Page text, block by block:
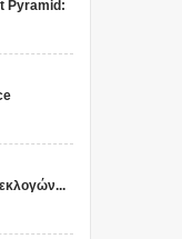
Pyramid: